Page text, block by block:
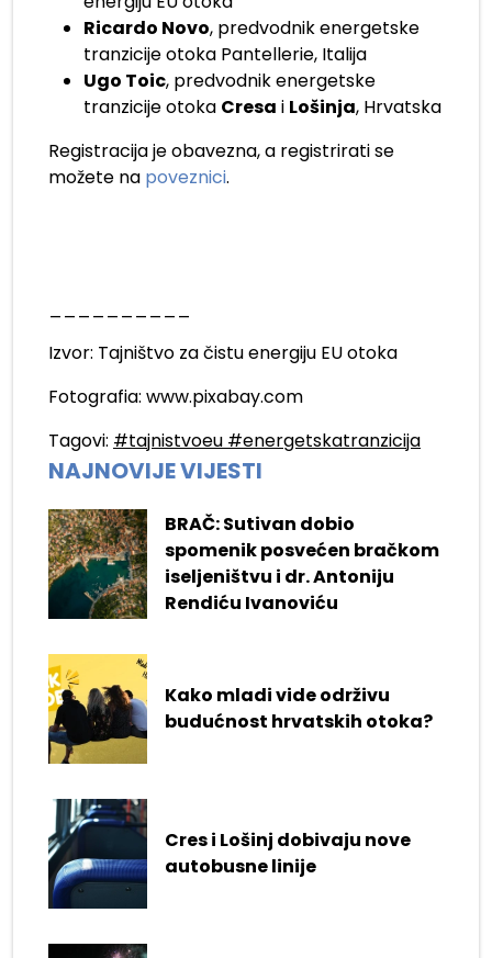
Ricardo Novo, predvodnik energetske
tranzicije otoka Pantellerie, Italija
Ugo Toic, predvodnik energetske
tranzicije otoka Cresa i Lošinja, Hrvatska
Registracija je obavezna, a registrirati se
možete na poveznici.
Izvor: Tajništvo za čistu energiju EU otoka
Fotografia: www.pixabay.com
Tagovi: #tajnistvoeu #energetskatranzicija
NAJNOVIJE VIJESTI
BRAČ: Sutivan dobio
spomenik posvećen bračkom
iseljeništvu i dr. Antoniju
Rendiću Ivanoviću
Kako mladi vide održivu
budućnost hrvatskih otoka?
Cres i Lošinj dobivaju nove
autobusne linije